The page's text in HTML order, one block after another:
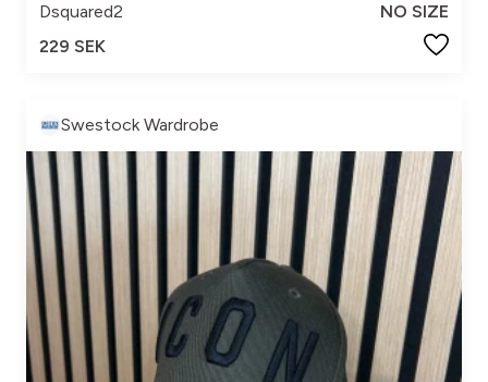
Dsquared2
NO SIZE
229 SEK
Swestock Wardrobe